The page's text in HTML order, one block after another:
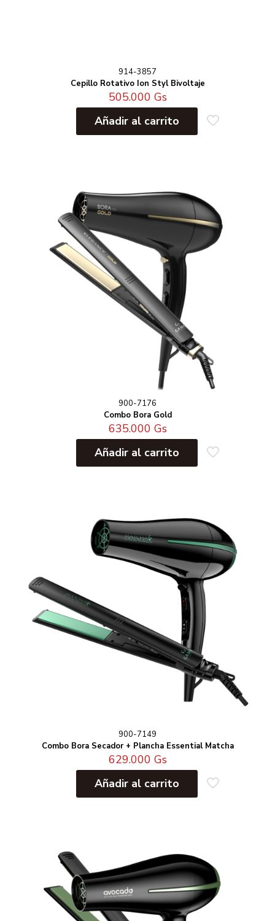
914-3857
Cepillo Rotativo Ion Styl Bivoltaje
505.000 Gs
Añadir al carrito
900-7176
Combo Bora Gold
635.000 Gs
Añadir al carrito
900-7149
Combo Bora Secador + Plancha Essential Matcha
629.000 Gs
Añadir al carrito